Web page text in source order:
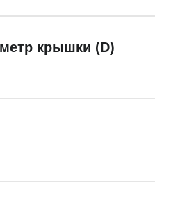
крышки (D)